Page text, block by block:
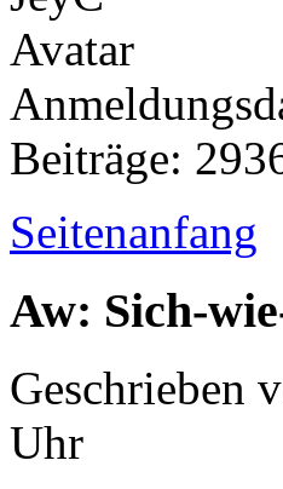
Beiträge:
Seitenanfang
Aw: Sich-
Geschrieben
Uhr